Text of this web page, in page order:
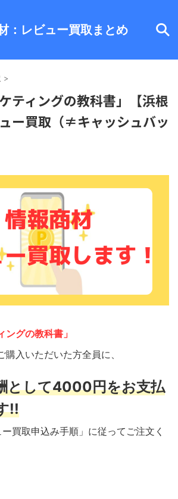
：レビュー買取まとめ
>
ティングの教科書」【浜根
ー買取（≠キャッシュバッ
ングの教科書」
購入いただいた方全員に、
として4000円をお支払
!!
ー買取申込み手順」に従ってご注文く